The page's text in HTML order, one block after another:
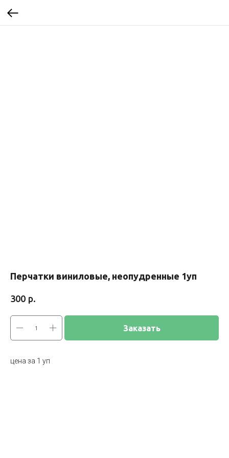
Перчатки виниловые, неопудренные 1уп
300 р.
Заказать
цена за 1 уп